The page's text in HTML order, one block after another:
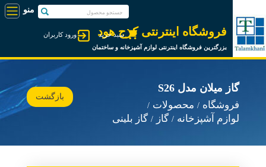
فروشگاه اینترنتی کرج هود
بزرگترین فروشگاه اینترنتی لوازم آشپزخانه و ساختمان
ورود کاربران سبد خرید
گاز میلان مدل S26
فروشگاه
محصولات
لوازم آشپزخانه
گاز گاز بلینی
بازگشت